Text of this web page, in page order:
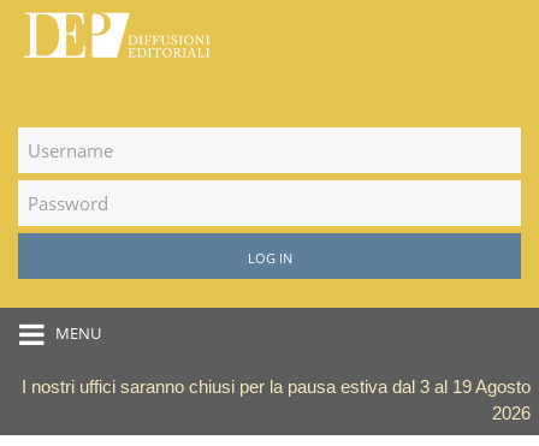
LOG IN
MENU
I nostri uffici saranno chiusi per la pausa estiva dal 3 al 19 Agosto
2026